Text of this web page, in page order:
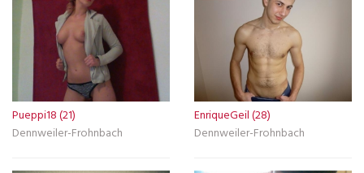
Pueppi18 (21)
Dennweiler-Frohnbach
EnriqueGeil (28)
Dennweiler-Frohnbach